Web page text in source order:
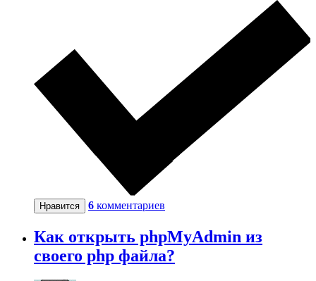
Нравится 6 комментариев
Как открыть phpMyAdmin из
своего php файла?